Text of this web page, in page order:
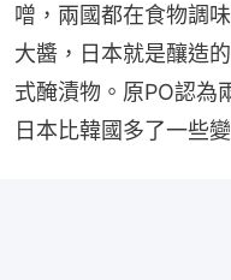
噌，兩國都在食物調
大醬，日本就是釀造
式醃漬物。原PO認為
日本比韓國多了一些